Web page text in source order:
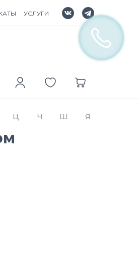
УСЛУГИ
Ц Ч Ш Я